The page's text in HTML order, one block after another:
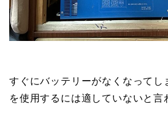
すぐにバッテリーがなくなってし
を使用するには適していないと言